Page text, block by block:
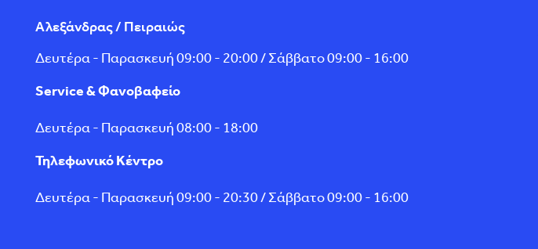
Αλεξάνδρας / Πειραιώς
Δευτέρα - Παρασκευή 09:00 - 20:00 / Σάββατο 09:00 - 16:00
Service & Φανοβαφείο
Δευτέρα - Παρασκευή 08:00 - 18:00
Τηλεφωνικό Κέντρο
Δευτέρα - Παρασκευή 09:00 - 20:30 / Σάββατο 09:00 - 16:00